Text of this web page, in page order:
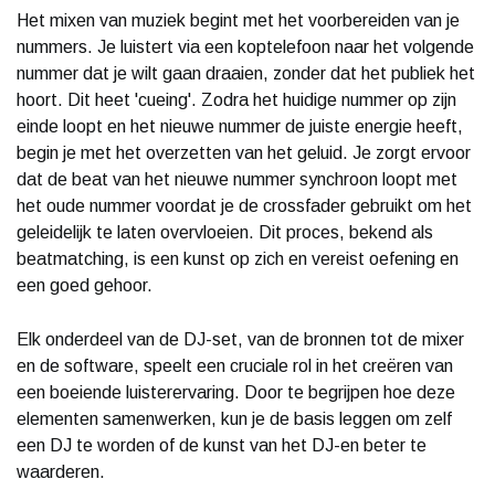
Het mixen van muziek begint met het voorbereiden van je
nummers. Je luistert via een koptelefoon naar het volgende
nummer dat je wilt gaan draaien, zonder dat het publiek het
hoort. Dit heet 'cueing'. Zodra het huidige nummer op zijn
einde loopt en het nieuwe nummer de juiste energie heeft,
begin je met het overzetten van het geluid. Je zorgt ervoor
dat de beat van het nieuwe nummer synchroon loopt met
het oude nummer voordat je de crossfader gebruikt om het
geleidelijk te laten overvloeien. Dit proces, bekend als
beatmatching, is een kunst op zich en vereist oefening en
een goed gehoor.
Elk onderdeel van de DJ-set, van de bronnen tot de mixer
en de software, speelt een cruciale rol in het creëren van
een boeiende luisterervaring. Door te begrijpen hoe deze
elementen samenwerken, kun je de basis leggen om zelf
een DJ te worden of de kunst van het DJ-en beter te
waarderen.